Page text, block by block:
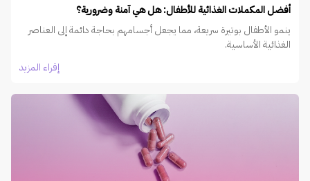
أفضل المكملات الغذائية للأطفال: هل هي آمنة وضرورية؟
ينمو الأطفال بوتيرة سريعة، مما يجعل أجسامهم بحاجة دائمة إلى العناصر
الغذائية الأساسية.
إقراء المزيد